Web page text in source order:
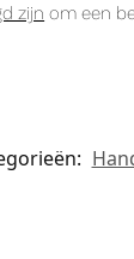
zijn om een